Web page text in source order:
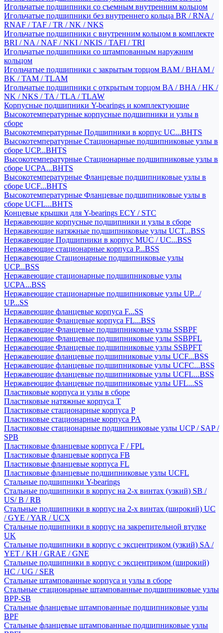
Игольчатые подшипники со съемным внутренним кольцом
Игольчатые подшипники без внутреннего кольца BR / RNA /
RNAF / TAF / TR / NK / NKS
Игольчатые подшипники с внутренним кольцом в комплекте
BRI / NA / NAF / NKI / NKIS / TAFI / TRI
Игольчатые подшипники со штампованным наружним
кольцом
Игольчатые подшипники с закрытым торцом BAM / BHAM /
BK / TAM / TLAM
Игольчатые подшипники с открытым торцом BA / BHA / HK /
NK / NKS / TA / TLA / TLAW
Корпусные подшипники Y-bearings и комплектующие
Высокотемпературные корпусные подшипники и узлы в
сборе
Высокотемпературные Подшипники в корпус UC...BHTS
Высокотемпературные Стационарные подшипниковые узлы в
сборе UCP...BHTS
Высокотемпературные Стационарные подшипниковые узлы в
сборе UCPA...BHTS
Высокотемпературные Фланцевые подшипниковые узлы в
сборе UCF...BHTS
Высокотемпературные Фланцевые подшипниковые узлы в
сборе UCFL...BHTS
Концевые крышки для Y-bearings ECY / STC
Нержавеющие корпусные подшипники и узлы в сборе
Нержавеющие натяжные подшипниковые узлы UCT...BSS
Нержавеющие Подшипники в корпус MUC / UC...BSS
Нержавеющие стационарные корпуса P...BSS
Нержавеющие Стационарные подшипниковые узлы
UCP...BSS
Нержавеющие стационарные подшипниковые узлы
UCPA...BSS
Нержавеющие стационарные подшипниковые узлы UP.../
UP...SS
Нержавеющие фланцевые корпуса F...SS
Нержавеющие Фланцевые корпуса FL...BSS
Нержавеющие Фланцевые подшипниковые узлы SSBPF
Нержавеющие Фланцевые подшипниковые узлы SSBPFL
Нержавеющие Фланцевые подшипниковые узлы SSBPFT
Нержавеющие фланцевые подшипниковые узлы UCF...BSS
Нержавеющие фланцевые подшипниковые узлы UCFC...BSS
Нержавеющие фланцевые подшипниковые узлы UCFL...BSS
Нержавеющие фланцевые подшипниковые узлы UFL...SS
Пластиковые корпуса и узлы в сборе
Пластиковые натяжные корпуса T
Пластиковые стационарные корпуса P
Пластиковые стационарные корпуса PA
Пластиковые стационарные подшипниковые узлы UCP / SAP /
SPB
Пластиковые фланцевые корпуса F / FPL
Пластиковые фланцевые корпуса FB
Пластиковые фланцевые корпуса FL
Пластиковые фланцевые подшипниковые узлы UCFL
Стальные подшипники Y-bearings
Стальные подшипники в корпус на 2-х винтах (узкий) SB /
US/ B / RB
Стальные подшипники в корпус на 2-х винтах (широкий) UC
/ GYE / YAR / UCX
Стальные подшипники в корпус на закрепительной втулке
UK
Стальные подшипники в корпус с эксцентриком (узкий) SA /
YET / KH / GRAE / GNE
Стальные подшипники в корпус с эксцентриком (широкий)
HC / UG / SER
Стальные штампованные корпуса и узлы в сборе
Стальные стационарные штампованные подшипниковые узлы
BPP-SB
Стальные фланцевые штампованные подшипниковые узлы
BPF
Стальные фланцевые штампованные подшипниковые узлы